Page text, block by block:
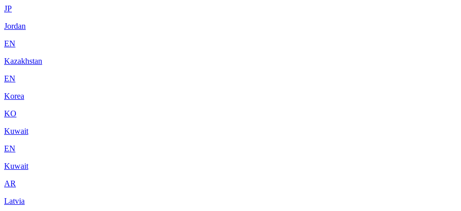
JP
Jordan
EN
Kazakhstan
EN
Korea
KO
Kuwait
EN
Kuwait
AR
Latvia